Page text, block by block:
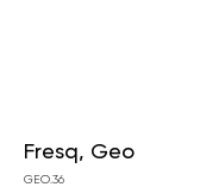
Fresq, Geo
GEO.36